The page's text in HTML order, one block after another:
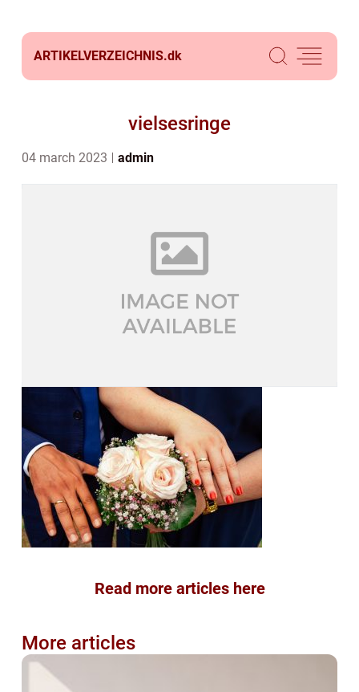
ARTIKELVERZEICHNIS.dk
vielsesringe
04 march 2023 admin
Read more articles here
More articles